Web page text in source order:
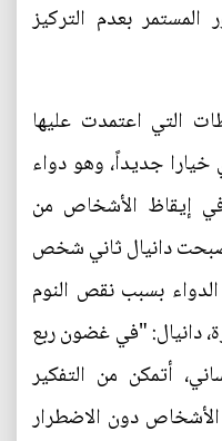
بعدم التركيز
التي اعتمدت عليها
جديداً، وهو دواء
في إيقاظ الأشخاص من
دانيال ثاني شخص
بسبب نقص النوم
دانيال: "في غضون ربع
أتمكن من التفكير
دون الاضطرار